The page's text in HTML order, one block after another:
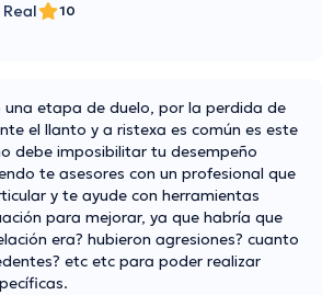
10
una etapa de duelo, por la perdida de
el llanto y a ristexa es común es este
debe imposibilitar tu desempeño
te asesores con un profesional que
y te ayude con herramientas
para mejorar, ya que habría que
era? hubieron agresiones? cuanto
etc etc para poder realizar